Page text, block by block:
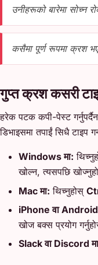
उनीहरूको बारेमा सोच्न
कसैमा पूर्ण रूपमा क्रश
गुप्त क्रश कसरी
हरेक पटक कपी-पेस्ट
डिभाइसमा तपाईं सिधै टाइप
Windows मा:
खोल्न, त्यसपछि
Mac मा: थिच्नुहोस्
iPhone वा Android
खोज बक्स प्रयोग
Slack वा Discord